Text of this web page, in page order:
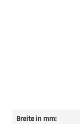
Breite in mm: